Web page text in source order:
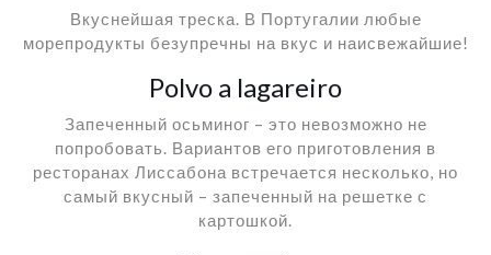
Вкуснейшая треска. В Португалии любые
морепродукты безупречны на вкус и наисвежайшие!
Polvo a lagareiro
Запеченный осьминог – это невозможно не
попробовать. Вариантов его приготовления в
ресторанах Лиссабона встречается несколько, но
самый вкусный – запеченный на решетке с
картошкой.